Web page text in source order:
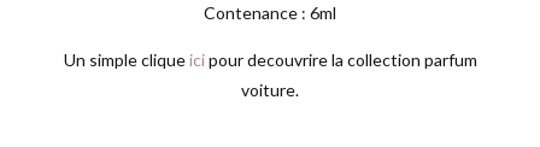
Contenance : 6ml
Un simple cliqueicipour decouvrire la collection parfum
voiture.